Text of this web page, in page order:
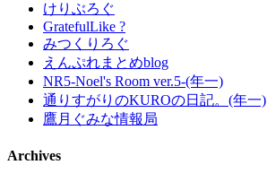
けりぶろぐ
GratefulLike ?
みつくりろぐ
えんぷれまとめblog
NR5-Noel's Room ver.5-(年一)
通りすがりのKUROの日記。(年一)
鷹月ぐみな情報局
Archives